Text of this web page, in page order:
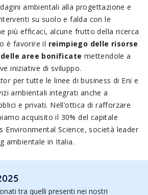
ambientali alla progettazione e
su suolo e falda con le
più efficaci, alcune frutto della ricerca
è favorire il reimpiego delle risorse
aree bonificate mettendole a
iniziative di sviluppo.
per tutte le linee di business di Eni e
ambientali integrati anche a
e privati. Nell’ottica di rafforzare
acquisito il 30% del capitale
Environmental Science, società leader
ambientale in Italia.
tra quelli presenti nei nostri